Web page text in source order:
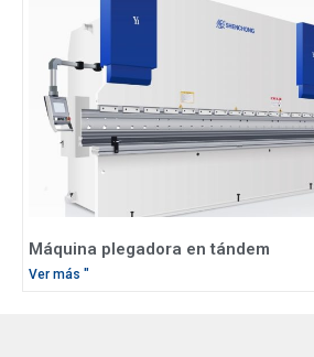
Máquina plegadora en tándem
Ver más "